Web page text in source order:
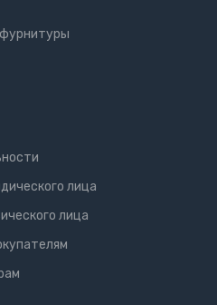
лица
лица